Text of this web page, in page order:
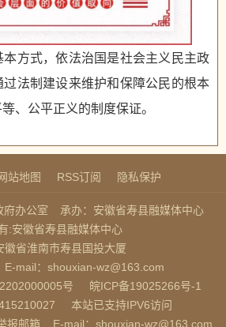
方式，依法治国是社会主义民主政
法制建设来维护和保障公民的根本
、公平正义的制度保证。
站地图 RSS订阅 隐私保护
府办公室
承办：安徽省寿县融媒体中心
:安徽省寿县融媒体中心
徽省淮南市寿县国投大厦
E-mail：shouxian-wz@163.com
号
皖ICP备19025266号-1
本站已支持IPV6访问
报邮箱
E-mail：shouxian-wz@163.com